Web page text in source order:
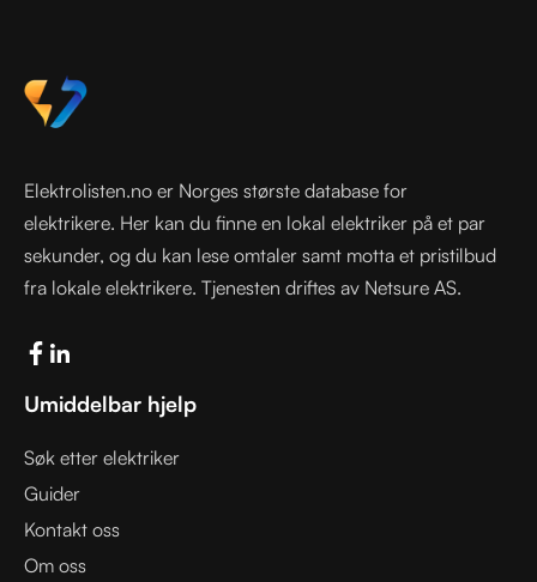
Elektrolisten.no er Norges største database for
elektrikere. Her kan du finne en lokal elektriker på et par
sekunder, og du kan lese omtaler samt motta et pristilbud
fra lokale elektrikere. Tjenesten driftes av Netsure AS.
Umiddelbar hjelp
Søk etter elektriker
Guider
Kontakt oss
Om oss